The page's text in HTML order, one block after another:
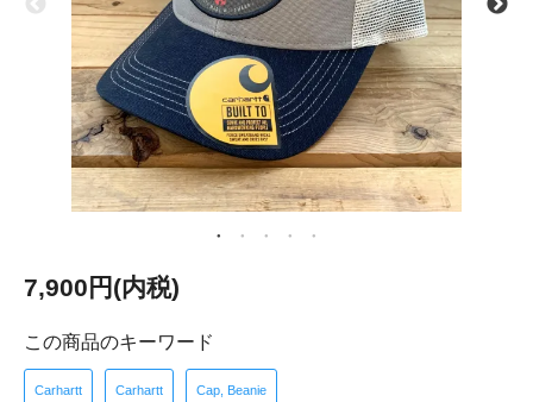
7,900円(内税)
この商品のキーワード
Carhartt Carhartt Cap, Beanie